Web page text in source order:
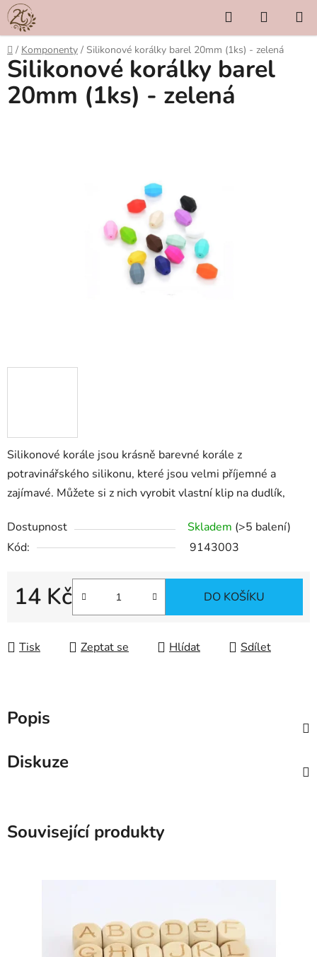
Přejít
na
obsah
Hledat
KOŠÍK
Domů
/ Komponenty / Silikonové korálky barel 20mm (1ks) - zelená
Silikonové korále jsou krásně barevné korále z
potravinářského silikonu, které jsou velmi příjemné a
zajímavé. Můžete si z nich vyrobit vlastní klip na dudlík,
Dostupnost Skladem (>5 balení)
Kód:
9143003
14 Kč
Měrná cena:
DO KOŠÍKU
Tisk Zeptat se Hlídat Sdílet
Silikonové korálky barel
20mm (1ks) - zelená
Popis
Diskuze
Související produkty